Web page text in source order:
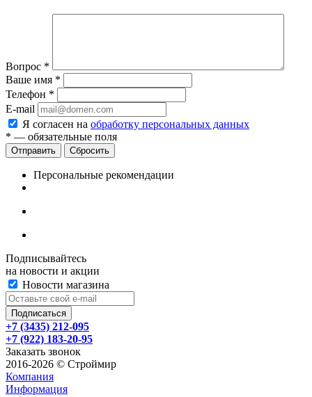
Вопрос *
Ваше имя *
Телефон *
E-mail
Я согласен на обработку персональных данных
* — обязательные поля
Сбросить
Персональные рекомендации
Подписывайтесь
на новости и акции
Новости магазина
+7 (3435) 212-095
+7 (922) 183-20-95
Заказать звонок
2016-2026 © Строймир
Компания
Информация